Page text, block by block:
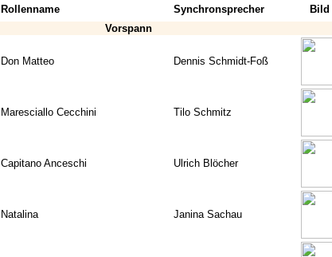
Rollenname Synchronsprecher Bild
Vorspann
Don Matteo Dennis Schmidt-Foß
Maresciallo Cecchini Tilo Schmitz
Capitano Anceschi Ulrich Blöcher
Natalina Janina Sachau